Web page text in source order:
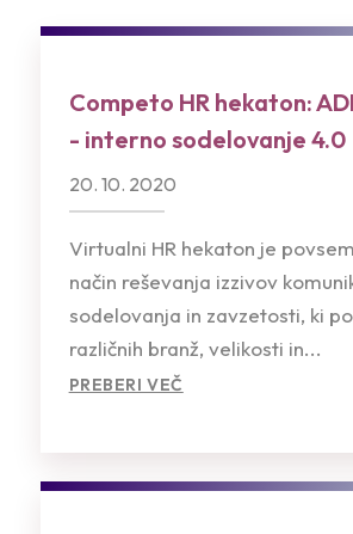
Competo HR hekaton:
- interno sodelovanje 4.0
20. 10. 2020
Virtualni HR hekaton je
način reševanja izzivov
sodelovanja in zavzetosti, ki
različnih branž, velikosti in...
PREBERI VEČ